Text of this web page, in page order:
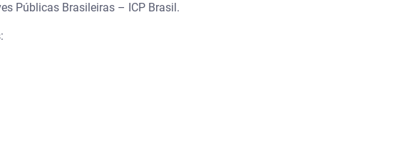
Públicas Brasileiras – ICP Brasil.